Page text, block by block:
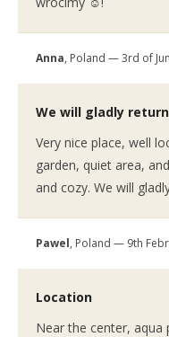
Anna, Poland — 3rd of
We will gladly
Very nice place, well
garden, quiet area,
and cozy. We will
Pawel, Poland — 9th
Location
Near the center,